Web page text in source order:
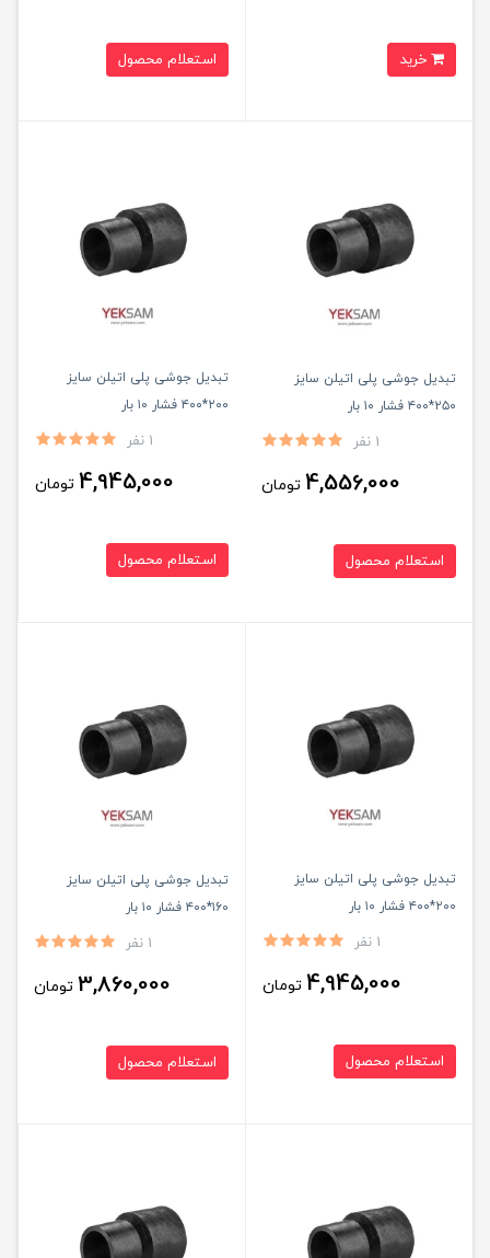
استعلام محصول
تبدیل جوشی پلی اتیلن سایز
۲۵۰*۴۰۰ فشار ۱۰ بار
1 نفر
4,556,000 تومان
استعلام محصول
تبدیل جوشی پلی اتیلن سایز
۲۰۰*۴۰۰ فشار ۱۰ بار
1 نفر
4,945,000 تومان
استعلام محصول
تبدیل جوشی پلی اتیلن سایز
۲۰۰*۴۰۰ فشار ۱۰ بار
1 نفر
4,945,000 تومان
استعلام محصول
تبدیل جوشی پلی اتیلن سایز
۱۶۰*۴۰۰ فشار ۱۰ بار
1 نفر
3,860,000 تومان
استعلام محصول